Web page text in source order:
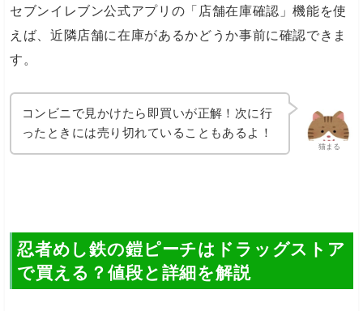
セブンイレブン公式アプリの「店舗在庫確認」機能を使
えば、近隣店舗に在庫があるかどうか事前に確認できま
す。
猫まる
コンビニで見かけたら即買いが正解！次に行
ったときには売り切れていることもあるよ！
忍者めし鉄の鎧ピーチはドラッグストア
で買える？値段と詳細を解説